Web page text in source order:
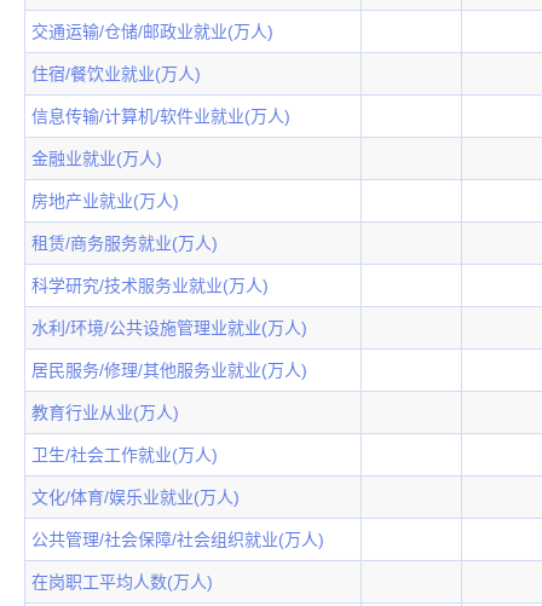
交通运输/仓储/邮政业就业(万人)
住宿/餐饮业就业(万人)
信息传输/计算机/软件业就业(万人)
金融业就业(万人)
房地产业就业(万人)
租赁/商务服务就业(万人)
科学研究/技术服务业就业(万人)
水利/环境/公共设施管理业就业(万人)
居民服务/修理/其他服务业就业(万人)
教育行业从业(万人)
卫生/社会工作就业(万人)
文化/体育/娱乐业就业(万人)
公共管理/社会保障/社会组织就业(万人)
在岗职工平均人数(万人)